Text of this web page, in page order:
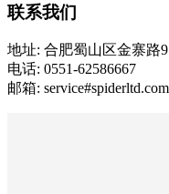
联系我们
地址: 合肥蜀山区金寨路
电话: 0551-62586667
邮箱: